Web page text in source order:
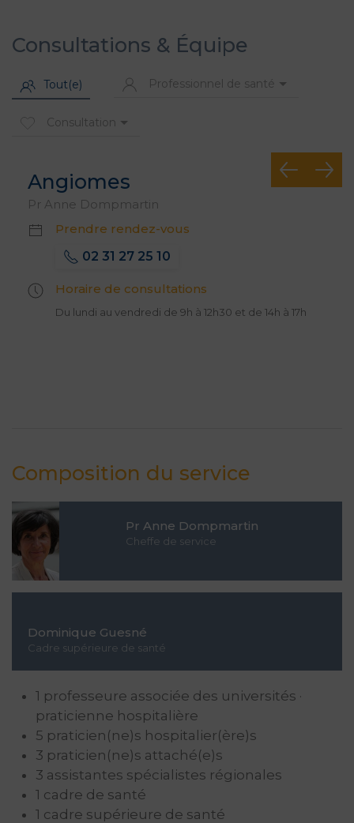
Consultations & Équipe
Tout(e) Professionnel de santé
Consultation
Angiomes
Pr Anne Dompmartin
Prendre rendez-vous
02 31 27 25 10
Horaire de consultations
Du lundi au vendredi de 9h à 12h30 et de 14h à 17h
Composition du service
Pr Anne Dompmartin
Cheffe de service
Dominique Guesné
Cadre supérieure de santé
1 professeure associée des universités ·
praticienne hospitalière
5 praticien(ne)s hospitalier(ère)s
3 praticien(ne)s attaché(e)s
3 assistantes spécialistes régionales
1 cadre de santé
1 cadre supérieure de santé